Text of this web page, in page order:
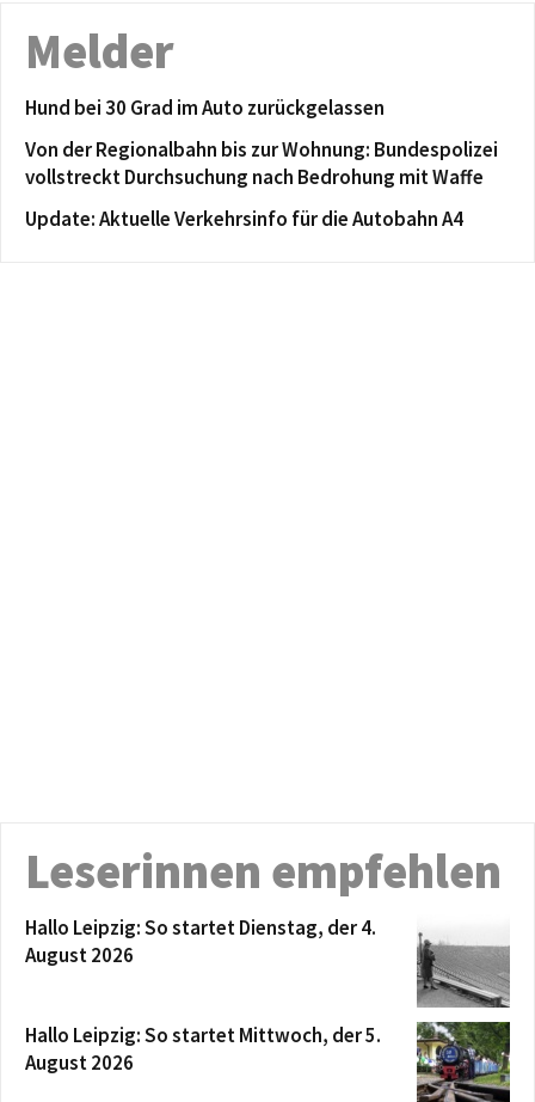
Melder
Hund bei 30 Grad im Auto zurückgelassen
Von der Regionalbahn bis zur Wohnung: Bundespolizei
vollstreckt Durchsuchung nach Bedrohung mit Waffe
Update: Aktuelle Verkehrsinfo für die Autobahn A4
Leserinnen empfehlen
Hallo Leipzig: So startet Dienstag, der 4.
August 2026
Hallo Leipzig: So startet Mittwoch, der 5.
August 2026